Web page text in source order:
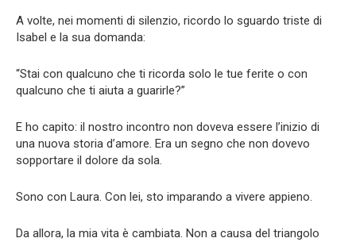
A volte, nei momenti di silenzio, ricordo lo sguardo triste di
Isabel e la sua domanda:
“Stai con qualcuno che ti ricorda solo le tue ferite o con
qualcuno che ti aiuta a guarirle?”
E ho capito: il nostro incontro non doveva essere l’inizio di
una nuova storia d’amore. Era un segno che non dovevo
sopportare il dolore da sola.
Sono con Laura. Con lei, sto imparando a vivere appieno.
Da allora, la mia vita è cambiata. Non a causa del triangolo